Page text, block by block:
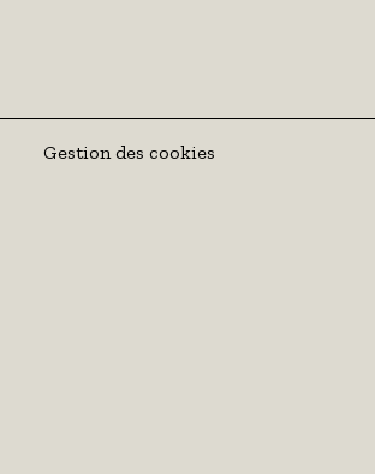
Gestion des cookies